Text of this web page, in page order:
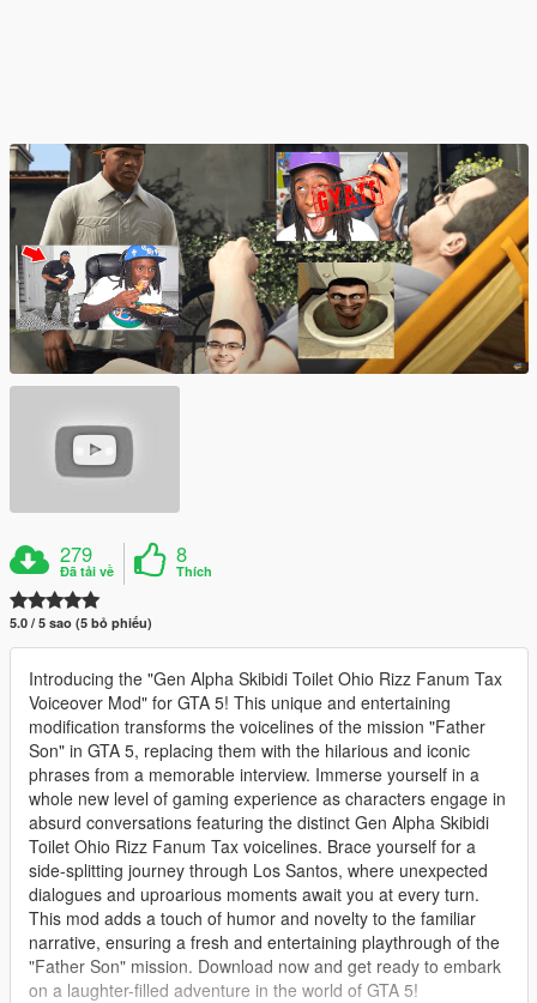
279
Đã tải về
8
Thích
5.0 / 5 sao (5 bỏ phiếu)
Introducing the "Gen Alpha Skibidi Toilet Ohio Rizz Fanum Tax
Voiceover Mod" for GTA 5! This unique and entertaining
modification transforms the voicelines of the mission "Father
Son" in GTA 5, replacing them with the hilarious and iconic
phrases from a memorable interview. Immerse yourself in a
whole new level of gaming experience as characters engage in
absurd conversations featuring the distinct Gen Alpha Skibidi
Toilet Ohio Rizz Fanum Tax voicelines. Brace yourself for a
side-splitting journey through Los Santos, where unexpected
dialogues and uproarious moments await you at every turn.
This mod adds a touch of humor and novelty to the familiar
narrative, ensuring a fresh and entertaining playthrough of the
"Father Son" mission. Download now and get ready to embark
on a laughter-filled adventure in the world of GTA 5!